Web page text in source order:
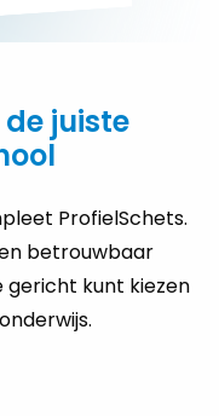
juiste
ProfielSchets.
betrouwbaar
gericht kunt kiezen